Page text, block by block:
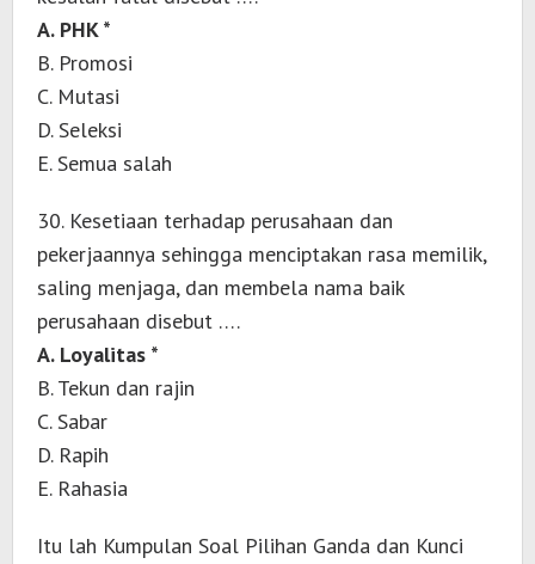
A. PHK *
B. Promosi
C. Mutasi
D. Seleksi
E. Semua salah
30. Kesetiaan terhadap perusahaan dan
pekerjaannya sehingga menciptakan rasa memilik,
saling menjaga, dan membela nama baik
perusahaan disebut ….
A. Loyalitas *
B. Tekun dan rajin
C. Sabar
D. Rapih
E. Rahasia
Itu lah Kumpulan Soal Pilihan Ganda dan Kunci